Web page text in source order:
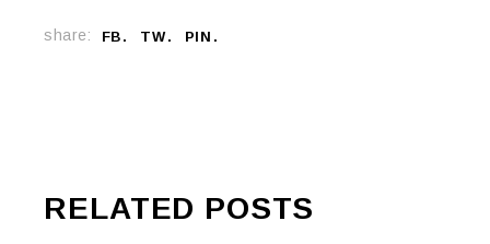
share: FB TW PIN
RELATED POSTS